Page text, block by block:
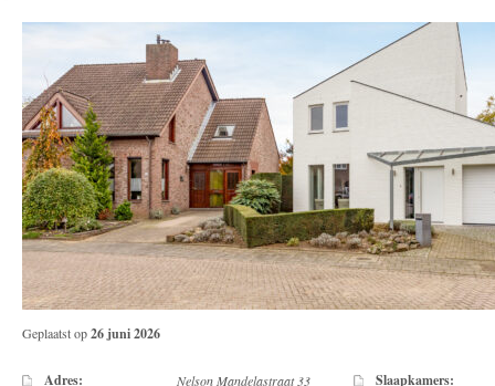
Geplaatst op26 juni 2026
Adres: Nelson Mandelastraat 33
Slaapkamers: